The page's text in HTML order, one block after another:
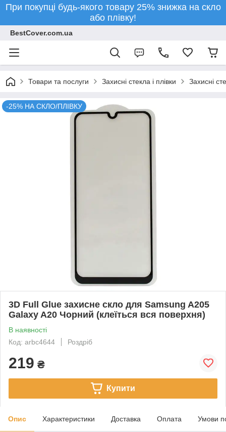
При покупці будь-якого товару 25% знижка на скло
або плівку!
BestCover.com.ua
Товари та послуги Захисні стекла і плівки Захисні
-25% НА СКЛО/ПЛІВКУ
3D Full Glue захисне скло для Samsung A205
Galaxy A20 Чорний (клеїться вся поверхня)
В наявності
Код: arbc4644
Роздріб
219 ₴
Купити
Опис Характеристики Доставка Оплата Умови